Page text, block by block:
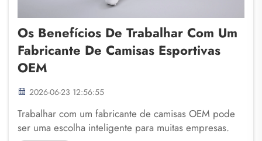
Os Benefícios De Trabalhar Com Um
Fabricante De Camisas Esportivas
OEM
2026-06-23 12:56:55
Trabalhar com um fabricante de camisas OEM pode
ser uma escolha inteligente para muitas empresas.